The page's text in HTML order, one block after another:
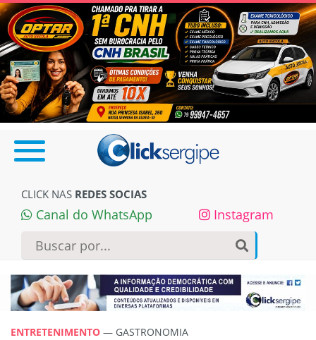
CLICK NAS REDES SOCIAS
Canal do WhatsApp Instagram
ENTRETENIMENTO — GASTRONOMIA